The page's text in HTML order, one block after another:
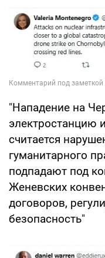
"Нападение на
электростанцию
считается
гуманитарного
подпадают под
Женевских
договоров,
безопасность"